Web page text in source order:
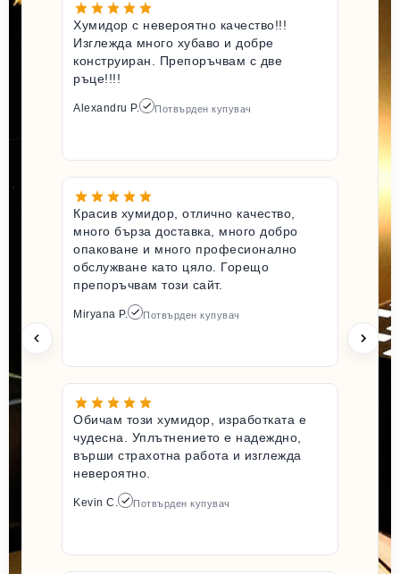
Хумидор с невероятно качество!!!
Изглежда много хубаво и добре
конструиран. Препоръчвам с две
ръце!!!!
Alexandru P. Потвърден купувач
Красив хумидор, отлично качество,
много бърза доставка, много добро
опаковане и много професионално
обслужване като цяло. Горещо
препоръчвам този сайт.
Miryana P. Потвърден купувач
Обичам този хумидор, изработката е
чудесна. Уплътнението е надеждно,
върши страхотна работа и изглежда
невероятно.
Kevin C. Потвърден купувач